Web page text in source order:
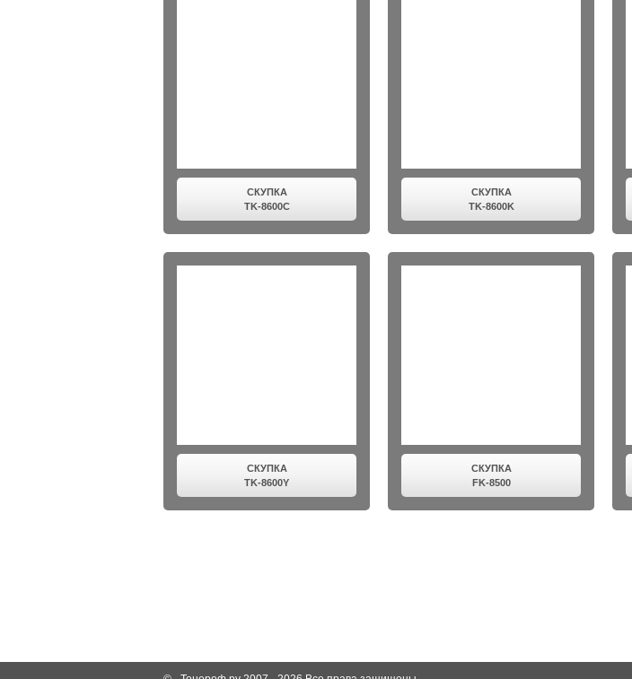
СКУПКА
TK-8600C
СКУПКА
TK-8600K
СКУПКА
TK-8600Y
СКУПКА
FK-8500